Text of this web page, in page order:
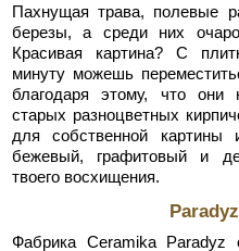
Пахнущая трава, полевые
березы, а среди них
Красивая картина? С
минуту можешь
благодаря этому, что они
старых разноцветных
для собственной картины
бежевый, графитовый и
твоего восхищения.
Фабрика Ceramika Paradyz